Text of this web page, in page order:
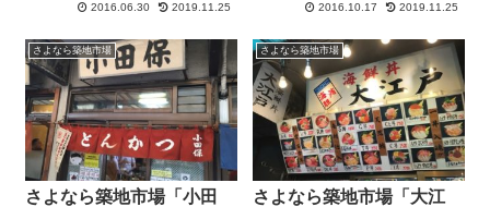
2016.06.30 2019.11.25 2016.10.17 2019.11.25
さよなら築地市場
さよなら築地市場「小田
さよなら築地市場
さよなら築地市場「大江